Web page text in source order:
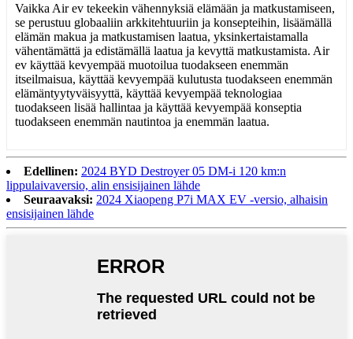
Vaikka Air ev tekeekin vähennyksiä elämään ja matkustamiseen,
se perustuu globaaliin arkkitehtuuriin ja konsepteihin, lisäämällä
elämän makua ja matkustamisen laatua, yksinkertaistamalla
vähentämättä ja edistämällä laatua ja kevyttä matkustamista. Air
ev käyttää kevyempää muotoilua tuodakseen enemmän
itseilmaisua, käyttää kevyempää kulutusta tuodakseen enemmän
elämäntyytyväisyyttä, käyttää kevyempää teknologiaa
tuodakseen lisää hallintaa ja käyttää kevyempää konseptia
tuodakseen enemmän nautintoa ja enemmän laatua.
Edellinen: 2024 BYD Destroyer 05 DM-i 120 km:n
lippulaivaversio, alin ensisijainen lähde
Seuraavaksi: 2024 Xiaopeng P7i MAX EV -versio, alhaisin
ensisijainen lähde